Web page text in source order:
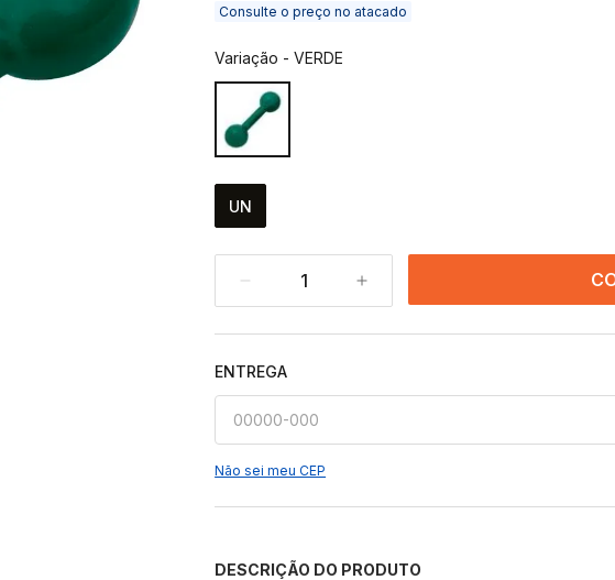
Consulte o preço no atacado
Variação -VERDE
UN
1
ENTREGA
Não sei meu CEP
DESCRIÇÃO DO PRODUTO